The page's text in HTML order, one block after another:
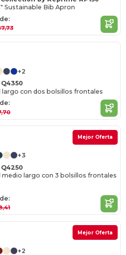
Sustainable Bib Apron
+2
largo con dos bolsillos frontales
Mejor Oferta
+3
medio largo con 3 bolsillos frontales
Mejor Oferta
+2